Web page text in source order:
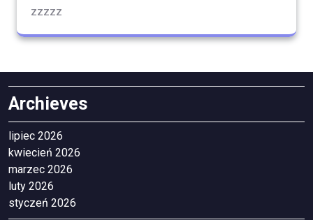
zzzzz
Archieves
lipiec 2026
kwiecień 2026
marzec 2026
luty 2026
styczeń 2026